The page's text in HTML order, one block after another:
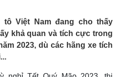
Việc làm
Biển đảo
tô Việt Nam đang cho thấy
khả quan và tích cực trong
2023, dù các hãng xe tích